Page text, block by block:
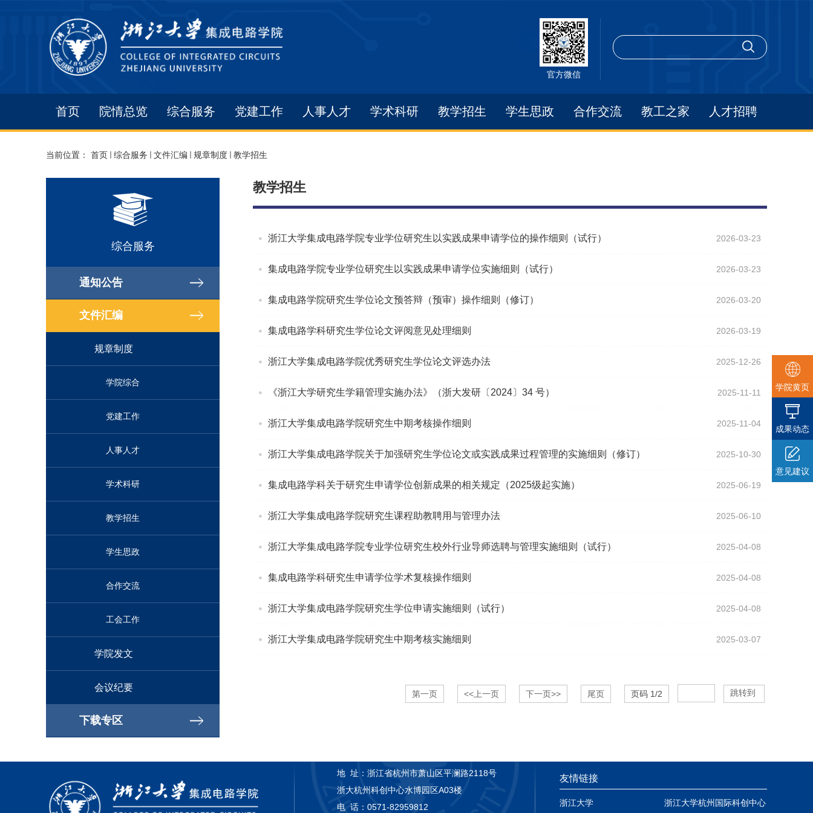
官方微信
首页 院情总览 综合服务 党建工作 人事人才 学术科研 教学招生 学生思政 合作交流 教工之家 人才招聘
当前位置： 首页 综合服务 文件汇编 规章制度 教学招生
综合服务
通知公告
文件汇编
规章制度
学院综合
党建工作
人事人才
学术科研
教学招生
学生思政
合作交流
工会工作
学院发文
会议纪要
下载专区
教学招生
浙江大学集成电路学院专业学位研究生以实践成果申请学位的操作细则（试行） 2026-03-23
集成电路学院专业学位研究生以实践成果申请学位实施细则（试行） 2026-03-23
集成电路学院研究生学位论文预答辩（预审）操作细则（修订） 2026-03-20
集成电路学科研究生学位论文评阅意见处理细则 2026-03-19
浙江大学集成电路学院优秀研究生学位论文评选办法 2025-12-26
《浙江大学研究生学籍管理实施办法》（浙大发研〔2024〕34 号） 2025-11-11
浙江大学集成电路学院研究生中期考核操作细则 2025-11-04
浙江大学集成电路学院关于加强研究生学位论文或实践成果过程管理的实施细则（修订） 2025-10-30
集成电路学科关于研究生申请学位创新成果的相关规定（2025级起实施） 2025-06-19
浙江大学集成电路学院研究生课程助教聘用与管理办法 2025-06-10
浙江大学集成电路学院专业学位研究生校外行业导师选聘与管理实施细则（试行） 2025-04-08
集成电路学科研究生申请学位学术复核操作细则 2025-04-08
浙江大学集成电路学院研究生学位申请实施细则（试行） 2025-04-08
浙江大学集成电路学院研究生中期考核实施细则 2025-03-07
第一页 <<上一页 下一页>> 尾页 页码 1/2 跳转到
学院黄页
成果动态
意见建议
地 址： 浙江省杭州市萧山区平澜路2118号
浙大杭州科创中心水博园区A03楼
电 话： 0571-82959812
友情链接
浙江大学 浙江大学杭州国际科创中心